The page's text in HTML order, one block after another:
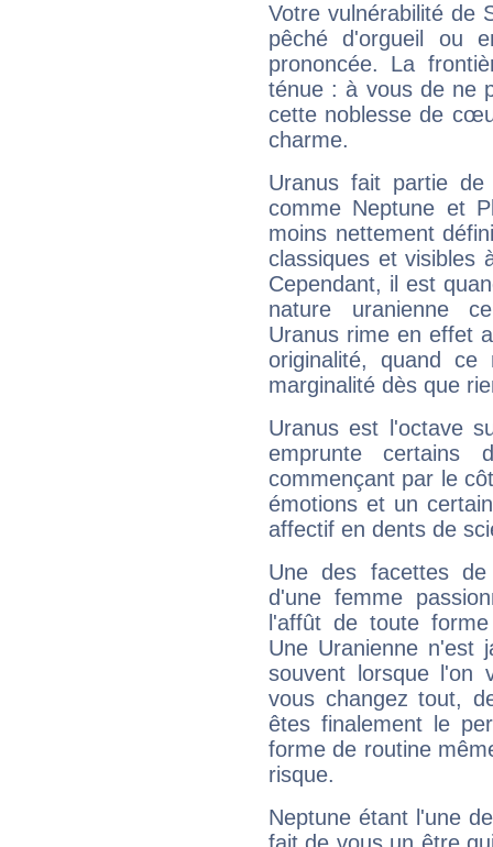
Votre vulnérabilité de
pêché d'orgueil ou
prononcée. La
ténue : à vous de ne
cette noblesse de
charme.
Uranus fait partie
comme Neptune et
moins nettement
classiques et visibles
Cependant, il est
nature uranienne
Uranus rime en effet
originalité, quand ce
marginalité dès que
Uranus est l'octave
emprunte
commençant par le
émotions et un
affectif en dents de
Une des facettes
d'une femme
l'affût de toute
Une Uranienne n'est
souvent lorsque l'on
vous changez tout,
êtes finalement le
forme de routine
risque.
Neptune étant l'une